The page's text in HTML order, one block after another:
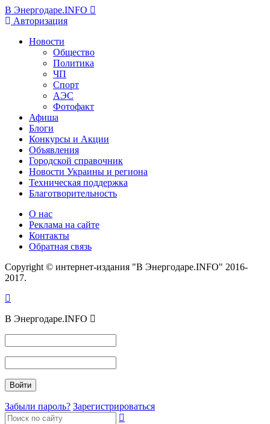
В Энергодаре.INFO
Авторизация
Новости
Общество
Политика
ЧП
Спорт
АЭС
Фотофакт
Афиша
Блоги
Конкурсы и Акции
Объявления
Городской справочник
Новости Украины и региона
Техническая поддержка
Благотворительность
О нас
Реклама на сайте
Контакты
Обратная связь
Copyright © интернет-издания "В Энергодаре.INFO" 2016-
2017.
В Энергодаре.INFO
Забыли пароль? Зарегистрироваться